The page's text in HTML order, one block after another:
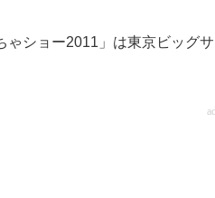
ショー2011」は東京ビッグ